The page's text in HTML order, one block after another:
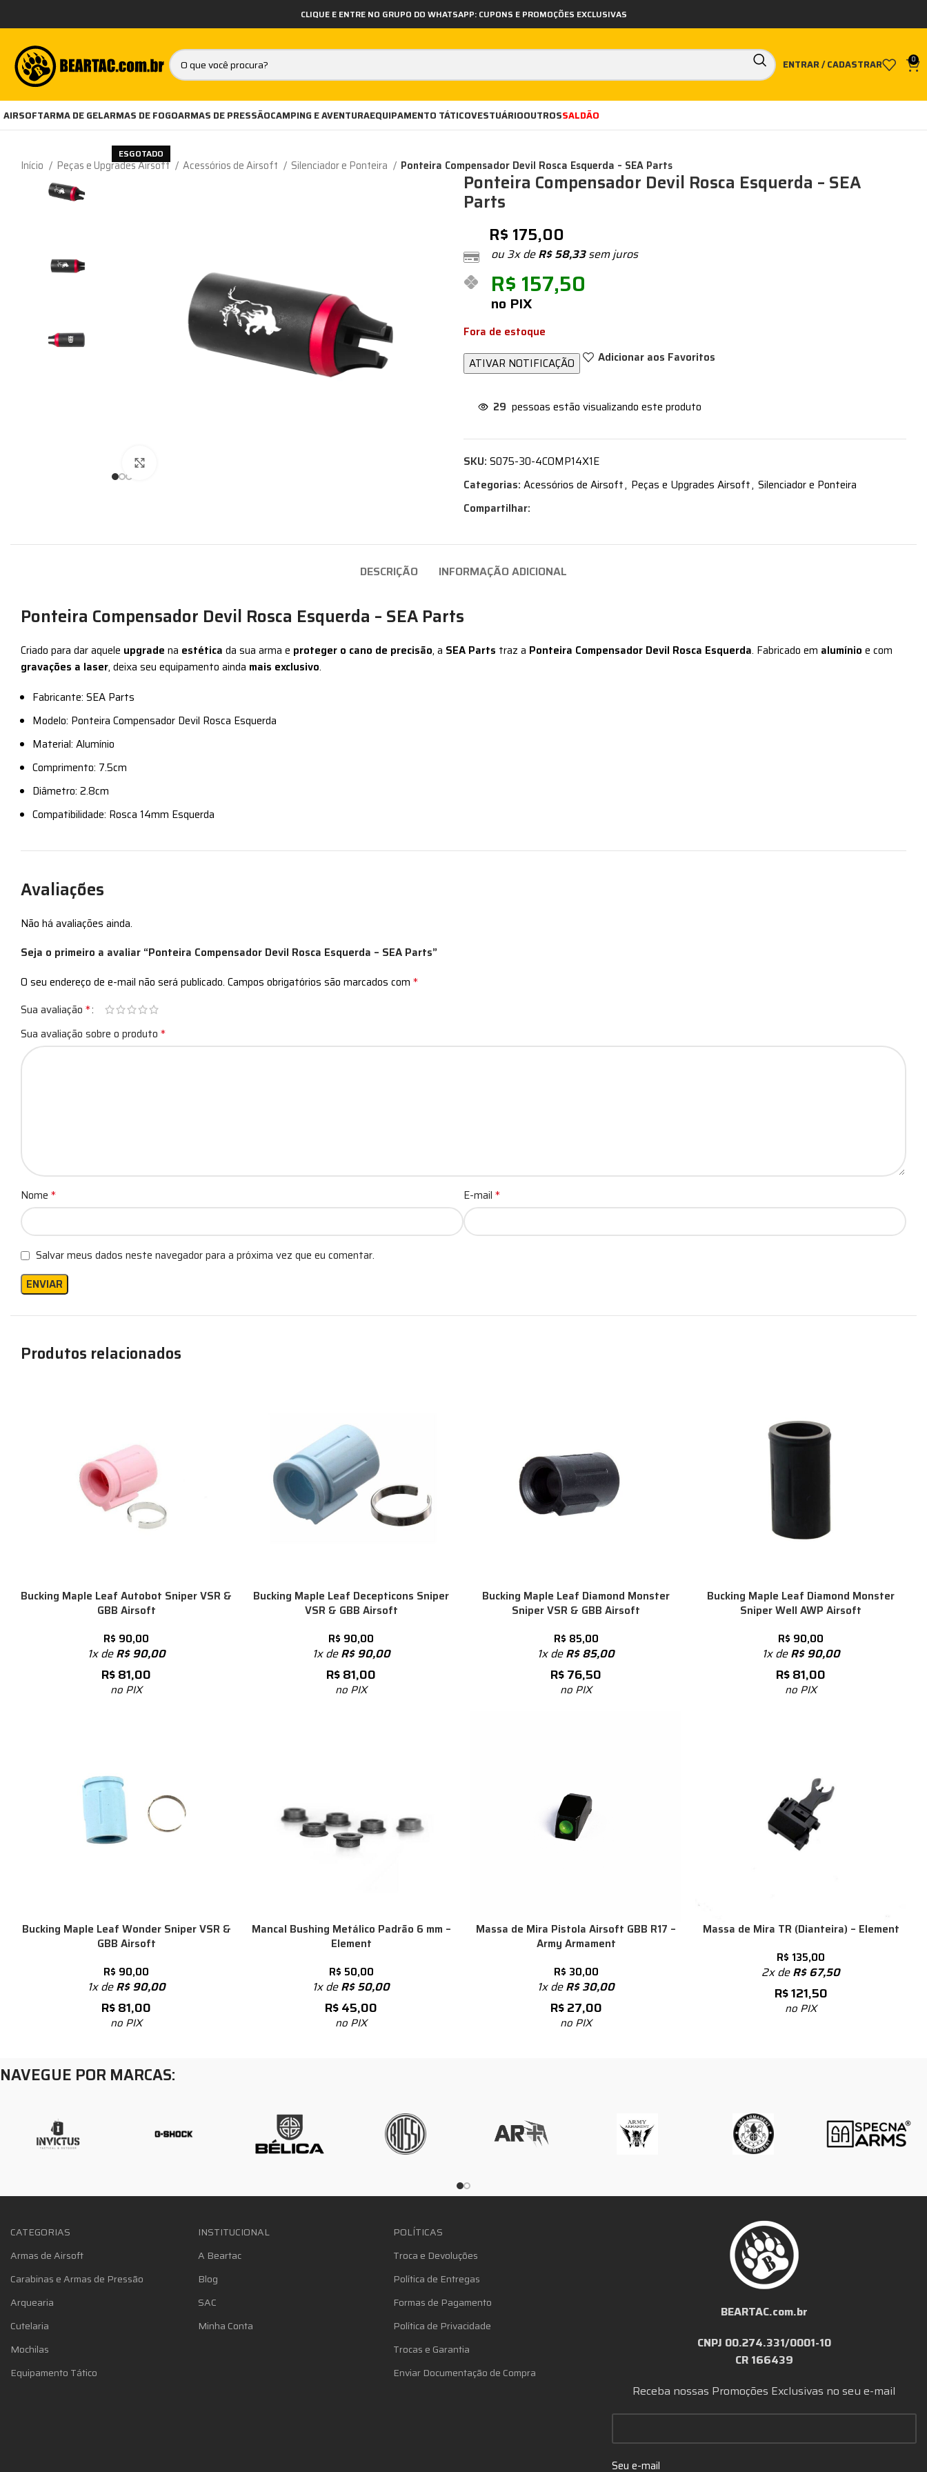
CLIQUE E ENTRE NO GRUPO DO WHATSAPP: CUPONS E PROMOÇÕES EXCLUSIVAS
ENTRAR / CADASTRAR 0
AIRSOFTARMA DE GELARMAS DE FOGOARMAS DE PRESSÃOCAMPING E AVENTURAEQUIPAMENTO TÁTICOVESTUÁRIOOUTROSSALDÃO
Início Peças e Upgrades Airsoft Acessórios de Airsoft Silenciador e Ponteira Ponteira Compensador Devil Rosca Esquerda – SEA Parts
ESGOTADO
Ponteira Compensador Devil Rosca Esquerda – SEA
Parts
R$ 175,00
ou 3x deR$58,33sem juros
R$ 157,50
no PIX
Fora de estoque
Adicionar aos Favoritos
29 pessoas estão visualizando este produto
SKU: S075-30-4COMP14X1E
Categorias: Acessórios de Airsoft, Peças e Upgrades Airsoft, Silenciador e Ponteira
Compartilhar:
DESCRIÇÃO INFORMAÇÃO ADICIONAL
Ponteira Compensador Devil Rosca Esquerda – SEA Parts
Criado para dar aquele upgrade na estética da sua arma e proteger o cano de precisão, a SEA Parts traz a Ponteira Compensador Devil Rosca Esquerda. Fabricado em alumínio e com
gravações a laser, deixa seu equipamento ainda mais exclusivo.
Fabricante: SEA Parts
Modelo: Ponteira Compensador Devil Rosca Esquerda
Material: Alumínio
Comprimento: 7.5cm
Diâmetro: 2.8cm
Compatibilidade: Rosca 14mm Esquerda
Avaliações
Não há avaliações ainda.
Seja o primeiro a avaliar “Ponteira Compensador Devil Rosca Esquerda – SEA Parts”
O seu endereço de e-mail não será publicado. Campos obrigatórios são marcados com *
Sua avaliação *
Sua avaliação sobre o produto *
Nome * E-mail *
Salvar meus dados neste navegador para a próxima vez que eu comentar.
Produtos relacionados
Bucking Maple Leaf Autobot Sniper VSR &
GBB Airsoft
R$ 90,00
1x deR$90,00
R$81,00
no PIX
Bucking Maple Leaf Decepticons Sniper
VSR & GBB Airsoft
R$ 90,00
1x deR$90,00
R$81,00
no PIX
Bucking Maple Leaf Diamond Monster
Sniper VSR & GBB Airsoft
R$ 85,00
1x deR$85,00
R$76,50
no PIX
Bucking Maple Leaf Diamond Monster
Sniper Well AWP Airsoft
R$ 90,00
1x deR$90,00
R$81,00
no PIX
Bucking Maple Leaf Wonder Sniper VSR &
GBB Airsoft
R$ 90,00
1x deR$90,00
R$81,00
no PIX
Mancal Bushing Metálico Padrão 6 mm –
Element
R$ 50,00
1x deR$50,00
R$45,00
no PIX
Massa de Mira Pistola Airsoft GBB R17 –
Army Armament
R$ 30,00
1x deR$30,00
R$27,00
no PIX
Massa de Mira TR (Dianteira) – Element
R$ 135,00
2x deR$67,50
R$121,50
no PIX
NAVEGUE POR MARCAS:
CATEGORIAS
Armas de Airsoft
Carabinas e Armas de Pressão
Arquearia
Cutelaria
Mochilas
Equipamento Tático
INSTITUCIONAL
A Beartac
Blog
SAC
Minha Conta
POLÍTICAS
Troca e Devoluções
Política de Entregas
Formas de Pagamento
Política de Privacidade
Trocas e Garantia
Enviar Documentação de Compra
BEARTAC.com.br
CNPJ 00.274.331/0001-10
CR 166439
Receba nossas Promoções Exclusivas no seu e-mail
Seu e-mail